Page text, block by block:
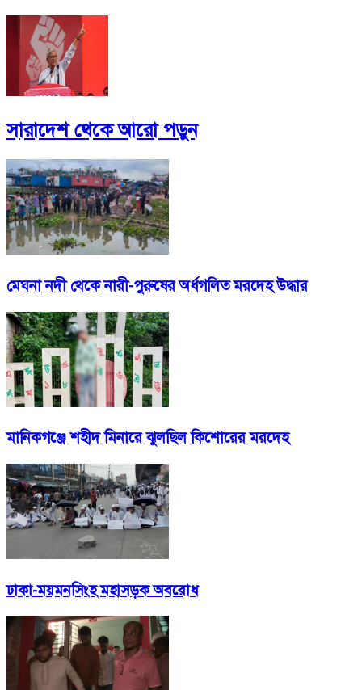
সারাদেশথেকে আরো পড়ুন
মেঘনা নদী থেকে নারী-পুরুষের অর্ধগলিত মরদেহ উদ্ধার
মানিকগঞ্জে শহীদ মিনারে ঝুলছিল কিশোরের মরদেহ
ঢাকা-ময়মনসিংহ মহাসড়ক অবরোধ